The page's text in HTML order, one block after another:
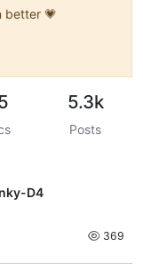
better 💗
5.3k
Posts
D4
369